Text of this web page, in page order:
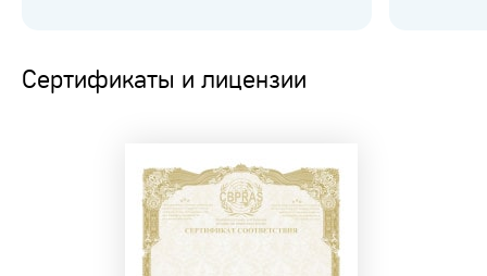
Сертификаты и лицензии